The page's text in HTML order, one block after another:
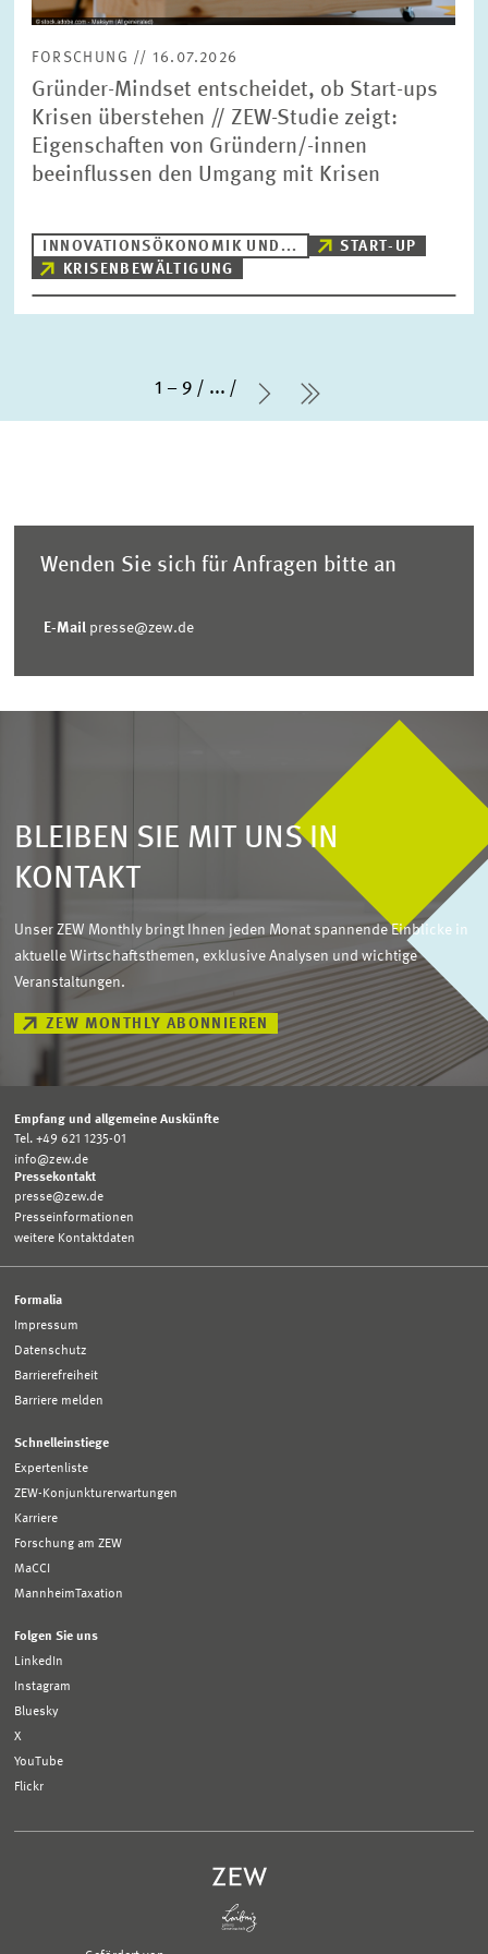
FORSCHUNG // 16.07.2026
Gründer-Mindset entscheidet, ob Start-ups
Krisen überstehen // ZEW-Studie zeigt:
Eigenschaften von Gründern/-innen
beeinflussen den Umgang mit Krisen
INNOVATIONSÖKONOMIK UND...
START-UP
KRISENBEWÄLTIGUNG
1 – 9 ...
Nächste Seite
letzte Seite
Wenden Sie sich für Anfragen bitte an
E-Mail presse@zew.de
BLEIBEN SIE MIT UNS IN
KONTAKT
Unser ZEW Monthly bringt Ihnen jeden Monat spannende Einblicke in
aktuelle Wirtschaftsthemen, exklusive Analysen und wichtige
Veranstaltungen.
ZEW MONTHLY ABONNIEREN
Empfang und allgemeine Auskünfte
Tel. +49 621 1235-01
info@zew.de
Pressekontakt
presse@zew.de
Presseinformationen
weitere Kontaktdaten
Formalia
Impressum
Datenschutz
Barrierefreiheit
Barriere melden
Schnelleinstiege
Expertenliste
ZEW-Konjunkturerwartungen
Karriere
Forschung am ZEW
MaCCI
MannheimTaxation
Folgen Sie uns
LinkedIn
Instagram
Bluesky
X
YouTube
Flickr